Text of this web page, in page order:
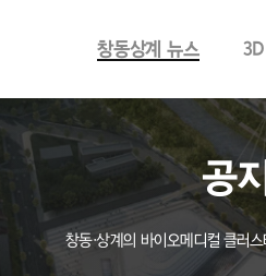
창동상계 뉴스
공
창동·상계의 바이오메디컬 클러